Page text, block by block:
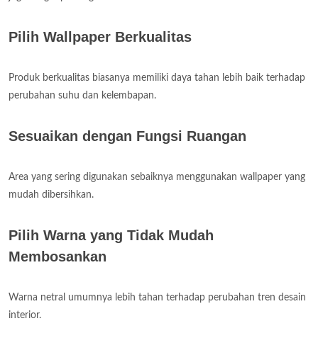
Pilih Wallpaper Berkualitas
Produk berkualitas biasanya memiliki daya tahan lebih baik terhadap
perubahan suhu dan kelembapan.
Sesuaikan dengan Fungsi Ruangan
Area yang sering digunakan sebaiknya menggunakan wallpaper yang
mudah dibersihkan.
Pilih Warna yang Tidak Mudah
Membosankan
Warna netral umumnya lebih tahan terhadap perubahan tren desain
interior.